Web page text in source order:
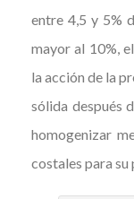
entre 4,5 y 5%
mayor al 10%,
la acción de la
sólida después
homogenizar
costales para